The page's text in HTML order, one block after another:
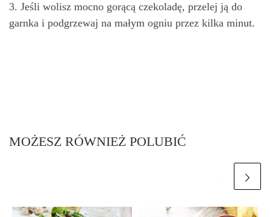
3. Jeśli wolisz mocno gorącą czekoladę, przelej ją do
garnka i podgrzewaj na małym ogniu przez kilka minut.
MOŻESZ RÓWNIEŻ POLUBIĆ